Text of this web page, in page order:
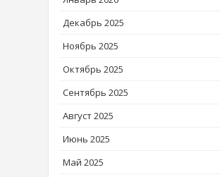
Декабрь 2025
Ноябрь 2025
Октябрь 2025
Сентябрь 2025
Август 2025
Июнь 2025
Май 2025